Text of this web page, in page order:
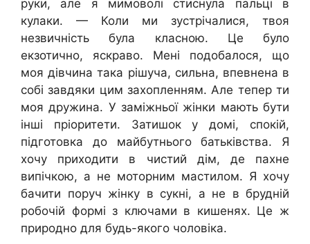
руки, але я мимоволі стиснула пальці в
кулаки. — Коли ми зустрічалися, твоя
незвичність була класною. Це було
екзотично, яскраво. Мені подобалося, що
моя дівчина така рішуча, сильна, впевнена в
собі завдяки цим захопленням. Але тепер ти
моя дружина. У заміжньої жінки мають бути
інші пріоритети. Затишок у домі, спокій,
підготовка до майбутнього батьківства. Я
хочу приходити в чистий дім, де пахне
випічкою, а не моторним мастилом. Я хочу
бачити поруч жінку в сукні, а не в брудній
робочій формі з ключами в кишенях. Це ж
природно для будь-якого чоловіка.